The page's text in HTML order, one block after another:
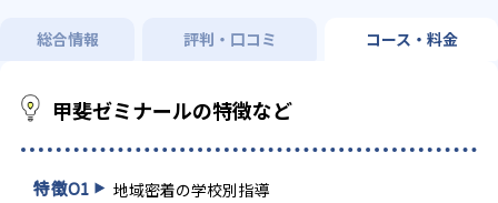
総合情報 評判・口コミ コース・料金
甲斐ゼミナールの特徴など
特徴01 地域密着の学校別指導